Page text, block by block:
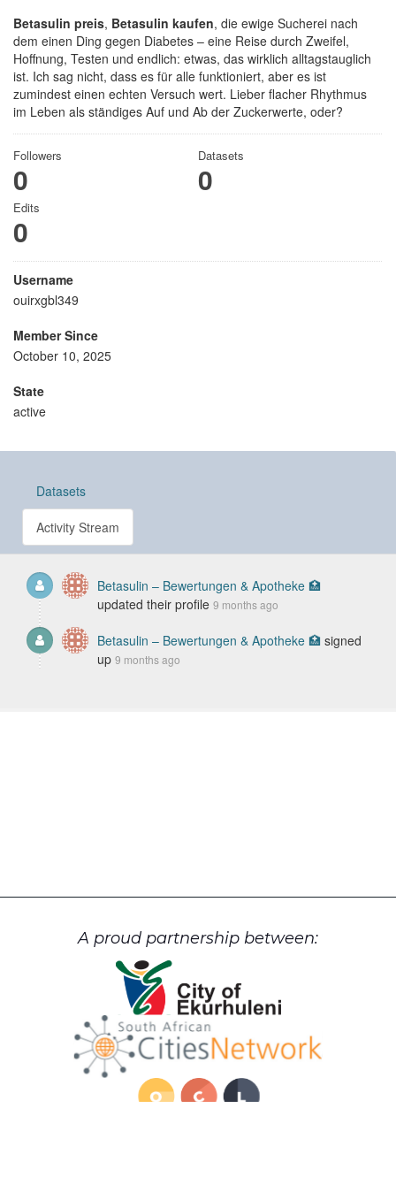
Betasulin preis, Betasulin kaufen, die ewige Sucherei nach
dem einen Ding gegen Diabetes – eine Reise durch Zweifel,
Hoffnung, Testen und endlich: etwas, das wirklich alltagstauglich
ist. Ich sag nicht, dass es für alle funktioniert, aber es ist
zumindest einen echten Versuch wert. Lieber flacher Rhythmus
im Leben als ständiges Auf und Ab der Zuckerwerte, oder?
Followers
0
Datasets
0
Edits
0
Username
ouirxgbl349
Member Since
October 10, 2025
State
active
Datasets
Activity Stream
Betasulin – Bewertungen & Apotheke 🏥
updated their profile 9 months ago
Betasulin – Bewertungen & Apotheke 🏥 signed
up 9 months ago
A proud partnership between: